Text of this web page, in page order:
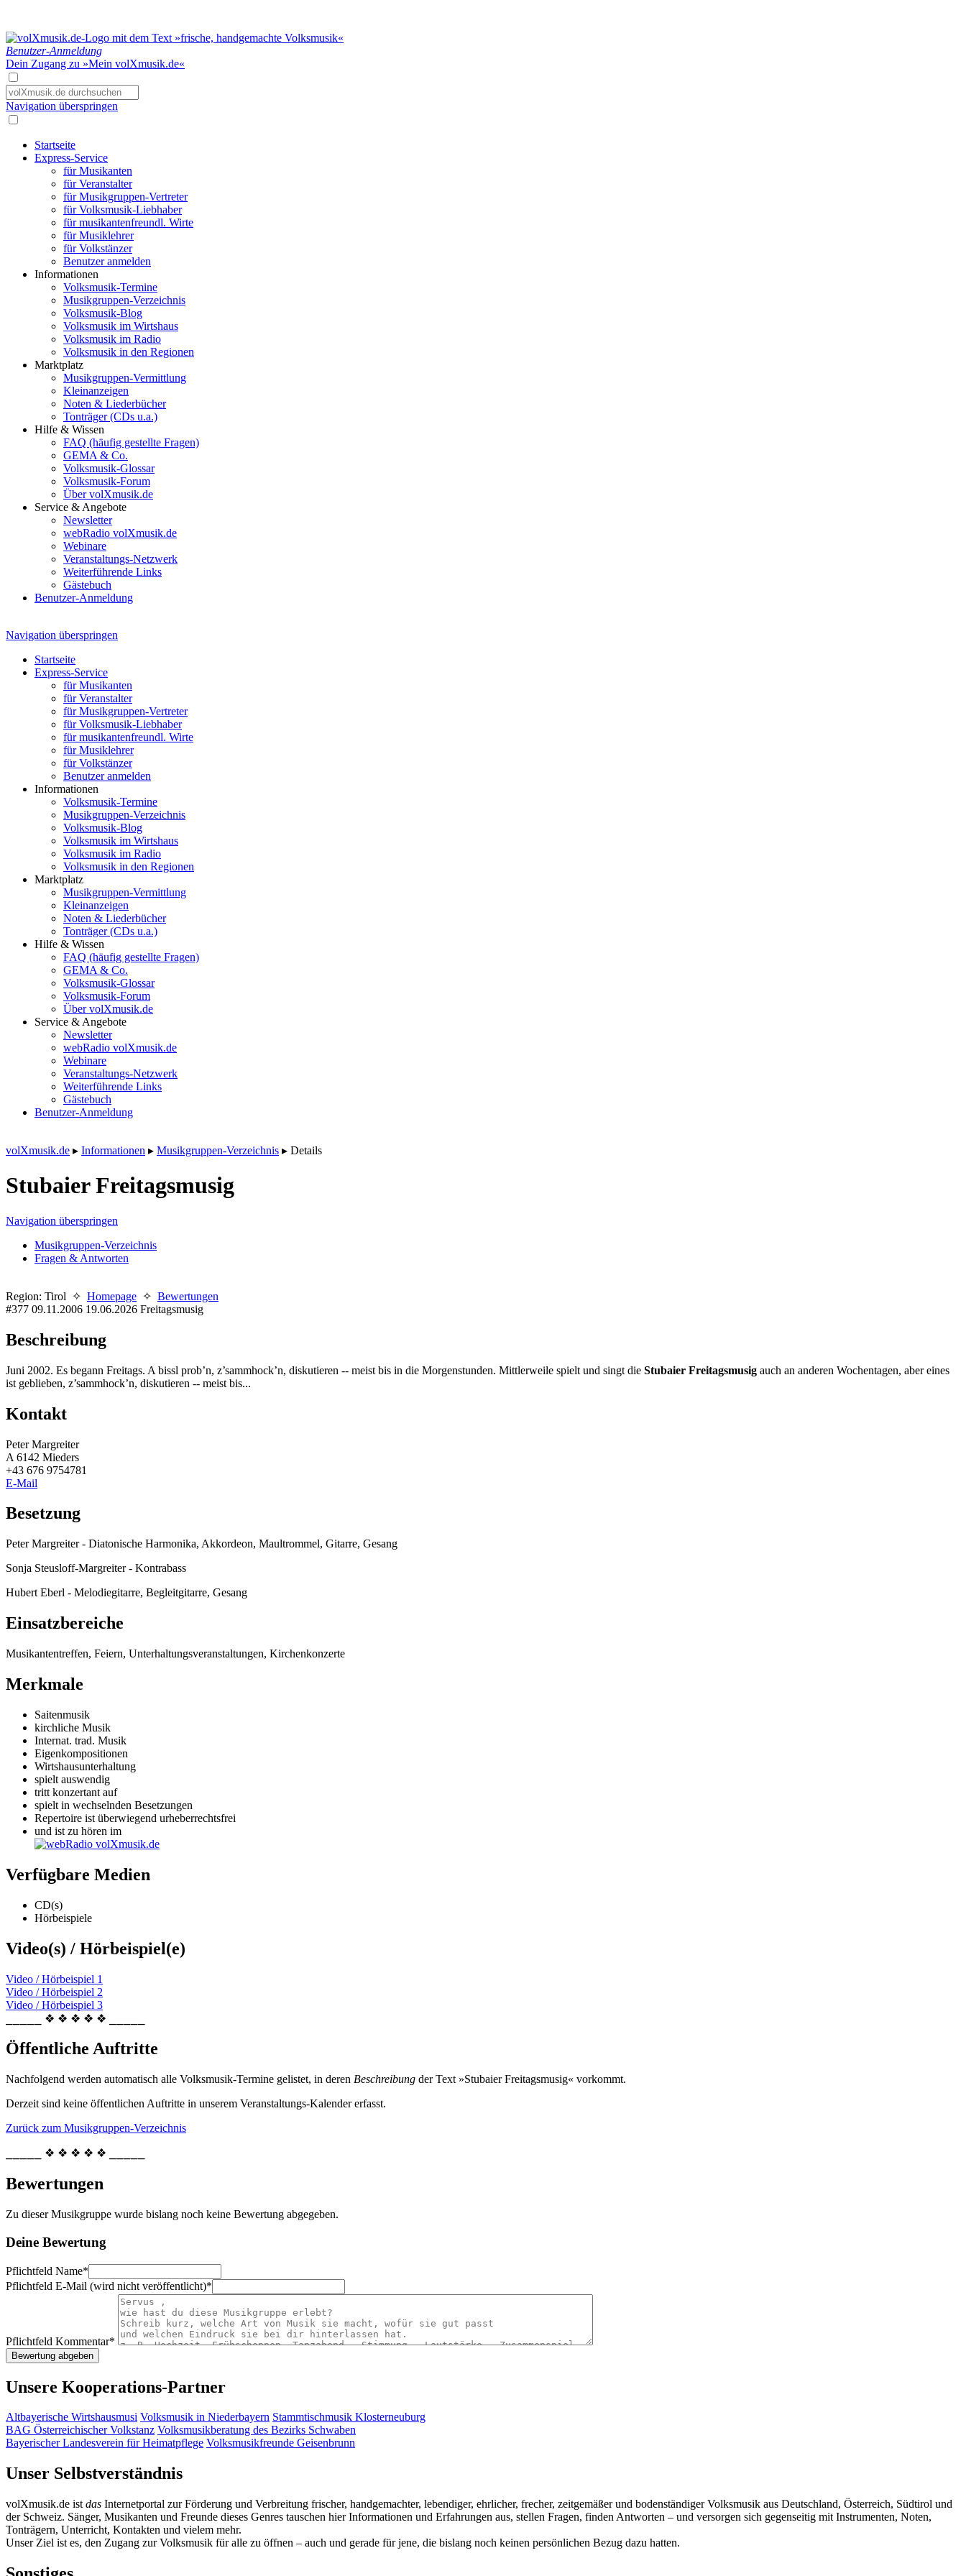
Benutzer-Anmeldung
Dein Zugang zu »Mein volXmusik.de«
Navigation überspringen
Startseite
Express-Service
für Musikanten
für Veranstalter
für Musikgruppen-Vertreter
für Volksmusik-Liebhaber
für musikantenfreundl. Wirte
für Musiklehrer
für Volkstänzer
Benutzer anmelden
Informationen
Volksmusik-Termine
Musikgruppen-Verzeichnis
Volksmusik-Blog
Volksmusik im Wirtshaus
Volksmusik im Radio
Volksmusik in den Regionen
Marktplatz
Musikgruppen-Vermittlung
Kleinanzeigen
Noten & Liederbücher
Tonträger (CDs u.a.)
Hilfe & Wissen
FAQ (häufig gestellte Fragen)
GEMA & Co.
Volksmusik-Glossar
Volksmusik-Forum
Über volXmusik.de
Service & Angebote
Newsletter
webRadio volXmusik.de
Webinare
Veranstaltungs-Netzwerk
Weiterführende Links
Gästebuch
Benutzer-Anmeldung
Navigation überspringen
Startseite
Express-Service
für Musikanten
für Veranstalter
für Musikgruppen-Vertreter
für Volksmusik-Liebhaber
für musikantenfreundl. Wirte
für Musiklehrer
für Volkstänzer
Benutzer anmelden
Informationen
Volksmusik-Termine
Musikgruppen-Verzeichnis
Volksmusik-Blog
Volksmusik im Wirtshaus
Volksmusik im Radio
Volksmusik in den Regionen
Marktplatz
Musikgruppen-Vermittlung
Kleinanzeigen
Noten & Liederbücher
Tonträger (CDs u.a.)
Hilfe & Wissen
FAQ (häufig gestellte Fragen)
GEMA & Co.
Volksmusik-Glossar
Volksmusik-Forum
Über volXmusik.de
Service & Angebote
Newsletter
webRadio volXmusik.de
Webinare
Veranstaltungs-Netzwerk
Weiterführende Links
Gästebuch
Benutzer-Anmeldung
volXmusik.de ▸ Informationen ▸ Musikgruppen-Verzeichnis ▸ Details
Stubaier Freitagsmusig
Navigation überspringen
Musikgruppen-Verzeichnis
Fragen & Antworten
Region: Tirol ✧ Homepage ✧ Bewertungen
#377 09.11.2006 19.06.2026 Freitagsmusig
Beschreibung
Juni 2002. Es begann Freitags. A bissl prob’n, z’sammhock’n, diskutieren -- meist bis in die Morgenstunden. Mittlerweile spielt und singt die Stubaier Freitagsmusig auch an anderen Wochentagen, aber eines
ist geblieben, z’sammhock’n, diskutieren -- meist bis...
Kontakt
Peter Margreiter
A 6142 Mieders
+43 676 9754781
E-Mail
Besetzung
Peter Margreiter - Diatonische Harmonika, Akkordeon, Maultrommel, Gitarre, Gesang
Sonja Steusloff-Margreiter - Kontrabass
Hubert Eberl - Melodiegitarre, Begleitgitarre, Gesang
Einsatzbereiche
Musikantentreffen, Feiern, Unterhaltungsveranstaltungen, Kirchenkonzerte
Merkmale
Saitenmusik
kirchliche Musik
Internat. trad. Musik
Eigenkompositionen
Wirtshausunterhaltung
spielt auswendig
tritt konzertant auf
spielt in wechselnden Besetzungen
Repertoire ist überwiegend urheberrechtsfrei
und ist zu hören im
Verfügbare Medien
CD(s)
Hörbeispiele
Video(s) / Hörbeispiel(e)
Video / Hörbeispiel 1
Video / Hörbeispiel 2
Video / Hörbeispiel 3
⎯⎯⎯⎯⎯ ❖ ❖ ❖ ❖ ❖ ⎯⎯⎯⎯⎯
Öffentliche Auftritte
Nachfolgend werden automatisch alle Volksmusik-Termine gelistet, in deren Beschreibung der Text »Stubaier Freitagsmusig« vorkommt.
Derzeit sind keine öffentlichen Auftritte in unserem Veranstaltungs-Kalender erfasst.
Zurück zum Musikgruppen-Verzeichnis
⎯⎯⎯⎯⎯ ❖ ❖ ❖ ❖ ❖ ⎯⎯⎯⎯⎯
Bewertungen
Zu dieser Musikgruppe wurde bislang noch keine Bewertung abgegeben.
Deine Bewertung
Pflichtfeld Name*
Pflichtfeld E-Mail (wird nicht veröffentlicht)*
Pflichtfeld Kommentar*
Unsere Kooperations-Partner
Altbayerische Wirtshausmusi Volksmusik in Niederbayern Stammtischmusik Klosterneuburg
BAG Österreichischer Volkstanz Volksmusikberatung des Bezirks Schwaben
Bayerischer Landesverein für Heimatpflege Volksmusikfreunde Geisenbrunn
Unser Selbstverständnis
volXmusik.de ist das Internetportal zur Förderung und Verbreitung frischer, handgemachter, lebendiger, ehrlicher, frecher, zeitgemäßer und bodenständiger Volksmusik aus Deutschland, Österreich, Südtirol und
der Schweiz. Sänger, Musikanten und Freunde dieses Genres tauschen hier Informationen und Erfahrungen aus, stellen Fragen, finden Antworten – und versorgen sich gegenseitig mit Instrumenten, Noten,
Tonträgern, Unterricht, Kontakten und vielem mehr.
Unser Ziel ist es, den Zugang zur Volksmusik für alle zu öffnen – auch und gerade für jene, die bislang noch keinen persönlichen Bezug dazu hatten.